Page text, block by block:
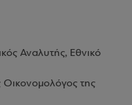
Αναλυτής, Εθνικό
Οικονομολόγος της